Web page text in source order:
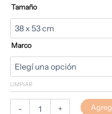
Tamaño
Marco
LIMPIAR
- +